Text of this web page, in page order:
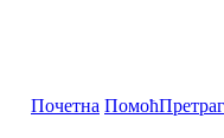
Почетна Помоћ